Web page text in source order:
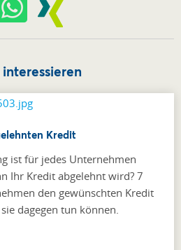
Kredit
ist für jedes Unternehmen
Ihr Kredit abgelehnt wird? 7
den gewünschten Kredit
dagegen tun können.